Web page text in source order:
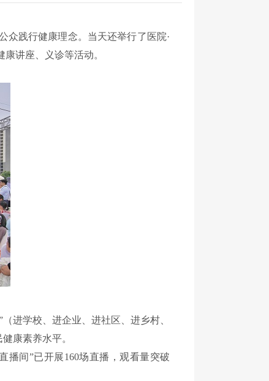
践行健康理念。当天还举行了医院·
讲座、义诊等活动。
进学校、进企业、进社区、进乡村、
康素养水平。
间”已开展160场直播，观看量突破